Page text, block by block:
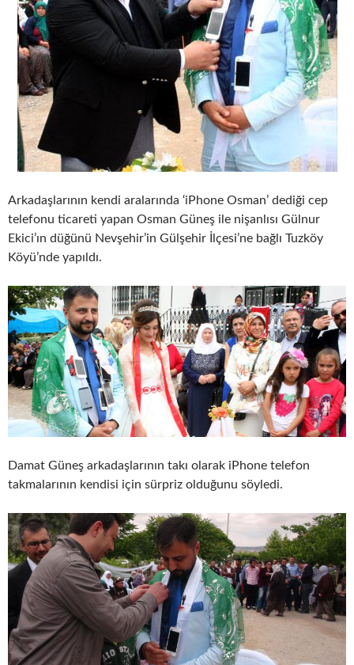
Arkadaşlarının kendi aralarında ‘iPhone Osman’ dediği cep
telefonu ticareti yapan Osman Güneş ile nişanlısı Gülnur
Ekici’ın düğünü Nevşehir’in Gülşehir İlçesi’ne bağlı Tuzköy
Köyü’nde yapıldı.
Damat Güneş arkadaşlarının takı olarak iPhone telefon
takmalarının kendisi için sürpriz olduğunu söyledi.